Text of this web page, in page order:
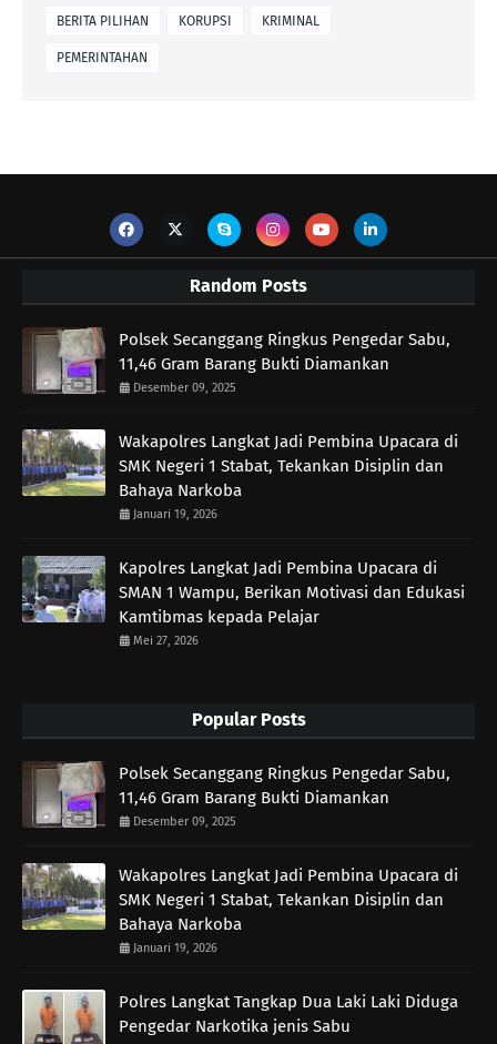
BERITA PILIHAN KORUPSI KRIMINAL
PEMERINTAHAN
Random Posts
Polsek Secanggang Ringkus Pengedar Sabu,
11,46 Gram Barang Bukti Diamankan
Desember 09, 2025
Wakapolres Langkat Jadi Pembina Upacara di
SMK Negeri 1 Stabat, Tekankan Disiplin dan
Bahaya Narkoba
Januari 19, 2026
Kapolres Langkat Jadi Pembina Upacara di
SMAN 1 Wampu, Berikan Motivasi dan Edukasi
Kamtibmas kepada Pelajar
Mei 27, 2026
Popular Posts
Polsek Secanggang Ringkus Pengedar Sabu,
11,46 Gram Barang Bukti Diamankan
Desember 09, 2025
Wakapolres Langkat Jadi Pembina Upacara di
SMK Negeri 1 Stabat, Tekankan Disiplin dan
Bahaya Narkoba
Januari 19, 2026
Polres Langkat Tangkap Dua Laki Laki Diduga
Pengedar Narkotika jenis Sabu